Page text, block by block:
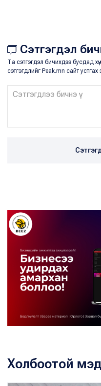
Сэтгэгдэл
Та сэтгэгдэл бичихдээ бусдад
сэтгэгдлийг Peak.mn сайт устгах
Холбоотой